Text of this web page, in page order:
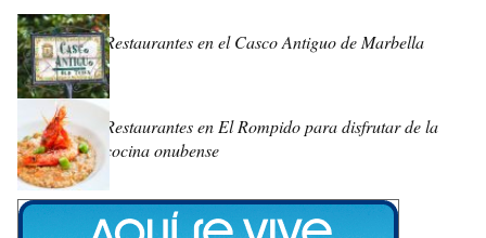
Restaurantes en el Casco Antiguo de Marbella
Restaurantes en El Rompido para disfrutar de la
cocina onubense